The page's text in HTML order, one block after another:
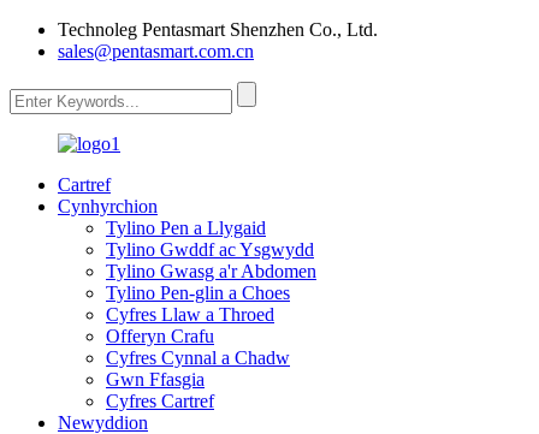
Technoleg Pentasmart Shenzhen Co., Ltd.
sales@pentasmart.com.cn
Cartref
Cynhyrchion
Tylino Pen a Llygaid
Tylino Gwddf ac Ysgwydd
Tylino Gwasg a'r Abdomen
Tylino Pen-glin a Choes
Cyfres Llaw a Throed
Offeryn Crafu
Cyfres Cynnal a Chadw
Gwn Ffasgia
Cyfres Cartref
Newyddion